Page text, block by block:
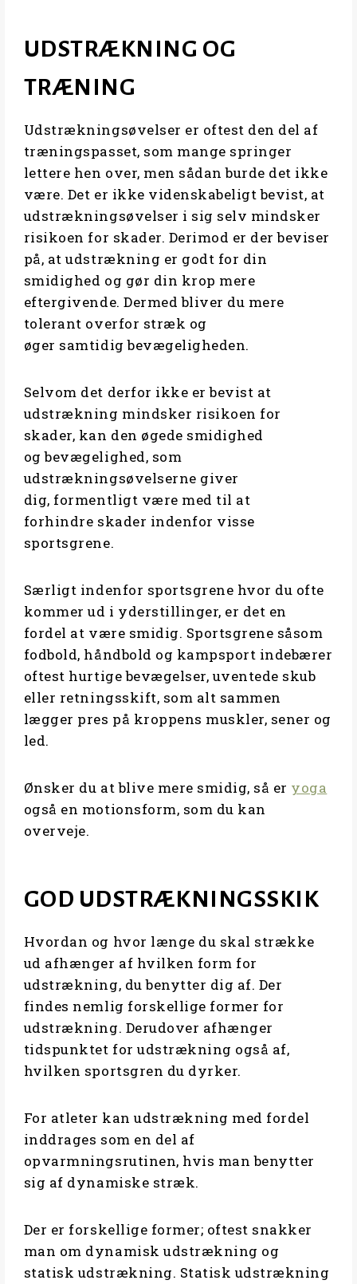
UDSTRÆKNING OG
TRÆNING
Udstrækningsøvelser er oftest den del af
træningspasset, som mange springer
lettere hen over, men sådan burde det ikke
være. Det er ikke videnskabeligt bevist, at
udstrækningsøvelser i sig selv mindsker
risikoen for skader. Derimod er der beviser
på, at udstrækning er godt for din
smidighed og gør din krop mere
eftergivende. Dermed bliver du mere
tolerant overfor stræk og
øger samtidig bevægeligheden.
Selvom det derfor ikke er bevist at
udstrækning mindsker risikoen for
skader, kan den øgede smidighed
og bevægelighed, som
udstrækningsøvelserne giver
dig, formentligt være med til at
forhindre skader indenfor visse
sportsgrene.
Særligt indenfor sportsgrene hvor du ofte
kommer ud i yderstillinger, er det en
fordel at være smidig. Sportsgrene såsom
fodbold, håndbold og kampsport indebærer
oftest hurtige bevægelser, uventede skub
eller retningsskift, som alt sammen
lægger pres på kroppens muskler, sener og
led.
Ønsker du at blive mere smidig, så er yoga
også en motionsform, som du kan
overveje.
GOD UDSTRÆKNINGSSKIK
Hvordan og hvor længe du skal strække
ud afhænger af hvilken form for
udstrækning, du benytter dig af. Der
findes nemlig forskellige former for
udstrækning. Derudover afhænger
tidspunktet for udstrækning også af,
hvilken sportsgren du dyrker.
For atleter kan udstrækning med fordel
inddrages som en del af
opvarmningsrutinen, hvis man benytter
sig af dynamiske stræk.
Der er forskellige former; oftest snakker
man om dynamisk udstrækning og
statisk udstrækning. Statisk udstrækning